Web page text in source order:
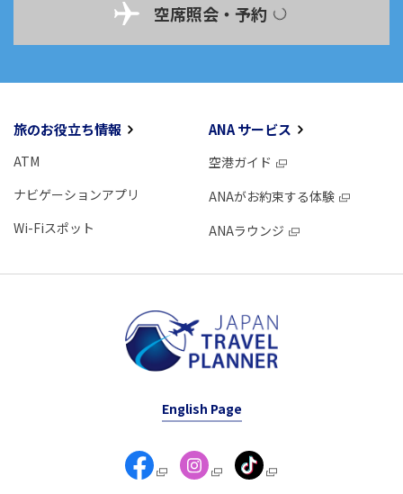
空席照会・予約
旅のお役立ち情報
ATM
ナビゲーションアプリ
Wi-Fiスポット
ANA サービス
空港ガイド
ANAがお約束する体験
ANAラウンジ
English Page